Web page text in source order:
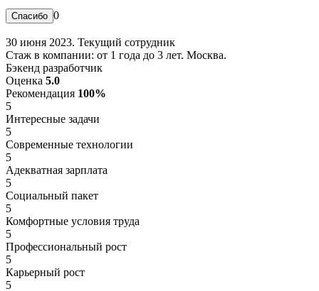
0
30 июня 2023. Текущий сотрудник
Стаж в компании: от 1 года до 3 лет. Москва.
Бэкенд разработчик
Оценка 5.0
Рекомендация 100%
5
Интересные задачи
5
Современные технологии
5
Адекватная зарплата
5
Социальный пакет
5
Комфортные условия труда
5
Профессиональный рост
5
Карьерный рост
5